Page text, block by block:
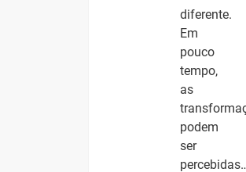
diferente.
Em
pouco
tempo,
as
podem
ser